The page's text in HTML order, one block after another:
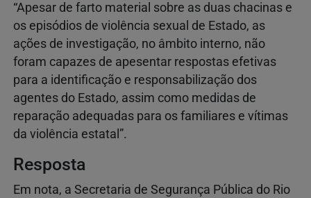
“Apesar de farto material sobre as duas chacinas e
os episódios de violência sexual de Estado, as
ações de investigação, no âmbito interno, não
foram capazes de apesentar respostas efetivas
para a identificação e responsabilização dos
agentes do Estado, assim como medidas de
reparação adequadas para os familiares e vítimas
da violência estatal”.
Resposta
Em nota, a Secretaria de Segurança Pública do Rio